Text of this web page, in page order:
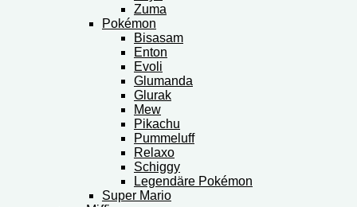
Zuma
Pokémon
Bisasam
Enton
Evoli
Glumanda
Glurak
Mew
Pikachu
Pummeluff
Relaxo
Schiggy
Legendäre Pokémon
Super Mario